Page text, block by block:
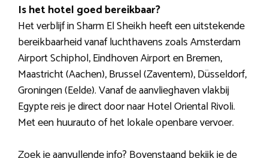
Is het hotel goed bereikbaar?
Het verblijf in Sharm El Sheikh heeft een uitstekende
bereikbaarheid vanaf luchthavens zoals Amsterdam
Airport Schiphol, Eindhoven Airport en Bremen,
Maastricht (Aachen), Brussel (Zaventem), Düsseldorf,
Groningen (Eelde). Vanaf de aanvlieghaven vlakbij
Egypte reis je direct door naar Hotel Oriental Rivoli.
Met een huurauto of het lokale openbare vervoer.